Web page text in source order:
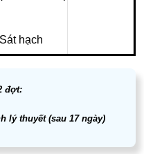
hạch
sát hạch:
tay lái:
học viên
đợt:
lý thuyết (sau 17 ngày)